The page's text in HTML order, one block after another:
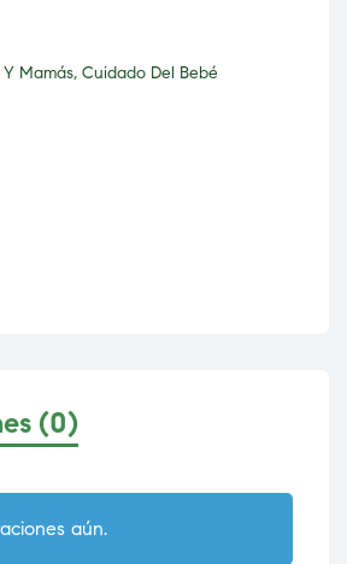
Y Mamás, Cuidado Del Bebé
(0)
aún.